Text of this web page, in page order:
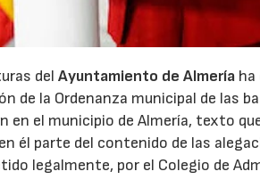
delAyuntamiento de Almería ha
la Ordenanza municipal de las
el municipio de Almería, texto
él parte del contenido de las
legalmente, por el Colegio de